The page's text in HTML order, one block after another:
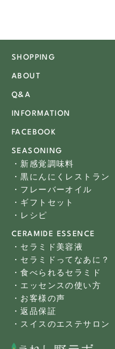
SHOPPING
ABOUT
Q&A
INFORMATION
FACEBOOK
SEASONING
・新感覚調味料
・黒にんにくレストラン
・フレーバーオイル
・ギフトセット
・レシピ
CERAMIDE ESSENCE
・セラミド美容液
・セラミドってなあに？
・食べられるセラミド
・エッセンスの使い方
・お客様の声
・返品保証
・スイスのエステサロン